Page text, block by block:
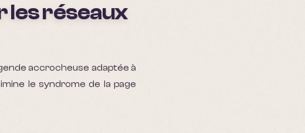
les réseaux
accrocheuse adaptée à
le syndrome de la page